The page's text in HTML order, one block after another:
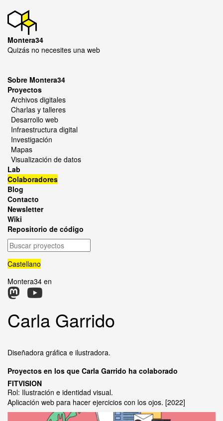
Montera34
Quizás no necesites una web
Sobre Montera34
Proyectos
Archivos digitales
Charlas y talleres
Desarrollo web
Infraestructura digital
Investigación
Mapas
Visualización de datos
Lab
Colaboradores
Blog
Contacto
Newsletter
Wiki
Repositorio de código
Buscar
proyectos
Castellano
Montera34 en
Carla Garrido
Diseñadora gráfica e ilustradora.
Proyectos en los que Carla Garrido ha colaborado
FITVISION
Rol: Ilustración e identidad visual.
Aplicación web para hacer ejercicios con los ojos. 2022